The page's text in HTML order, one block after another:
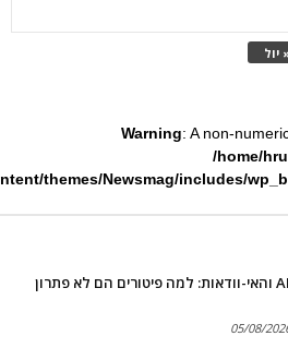
יול
Warning: A non-
/home/
themes/Newsmag/includes/
שימור עובדים בעידן ה-AI והאי-וודאות: למה פיטורים הם לא פתרון
05/08/